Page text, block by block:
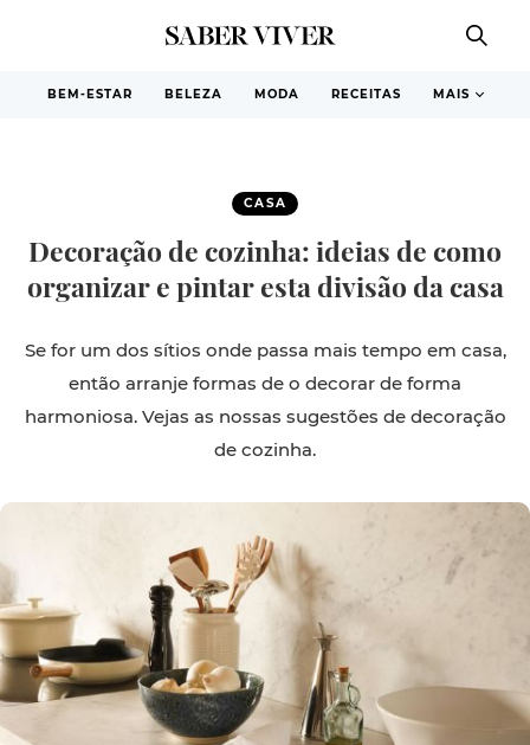
BEM-ESTAR BELEZA MODA RECEITAS MAIS
CASA
Decoração de cozinha: ideias de como
organizar e pintar esta divisão da casa
Se for um dos sítios onde passa mais tempo em casa,
então arranje formas de o decorar de forma
harmoniosa. Vejas as nossas sugestões de decoração
de cozinha.